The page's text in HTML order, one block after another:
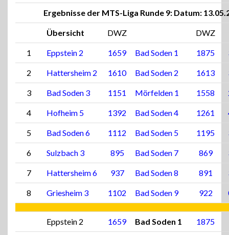
Ergebnisse der MTS-Liga Runde 9: Datum:
Übersicht DWZ DWZ
1 Eppstein 2 1659 Bad Soden 1 1875
2 Hattersheim 2 1610 Bad Soden 2 1613
3 Bad Soden 3 1151 Mörfelden 1 1558
4 Hofheim 5 1392 Bad Soden 4 1261
5 Bad Soden 6 1112 Bad Soden 5 1195
6 Sulzbach 3 895 Bad Soden 7 869
7 Hattersheim 6 937 Bad Soden 8 891
8 Griesheim 3 1102 Bad Soden 9 922
Eppstein 2 1659 Bad Soden 1 1875